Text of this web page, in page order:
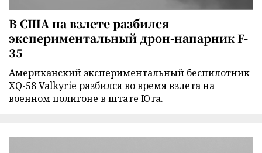
В США на взлете разбился
экспериментальный дрон-напарник F-
35
Американский экспериментальный беспилотник
XQ-58 Valkyrie разбился во время взлета на
военном полигоне в штате Юта.